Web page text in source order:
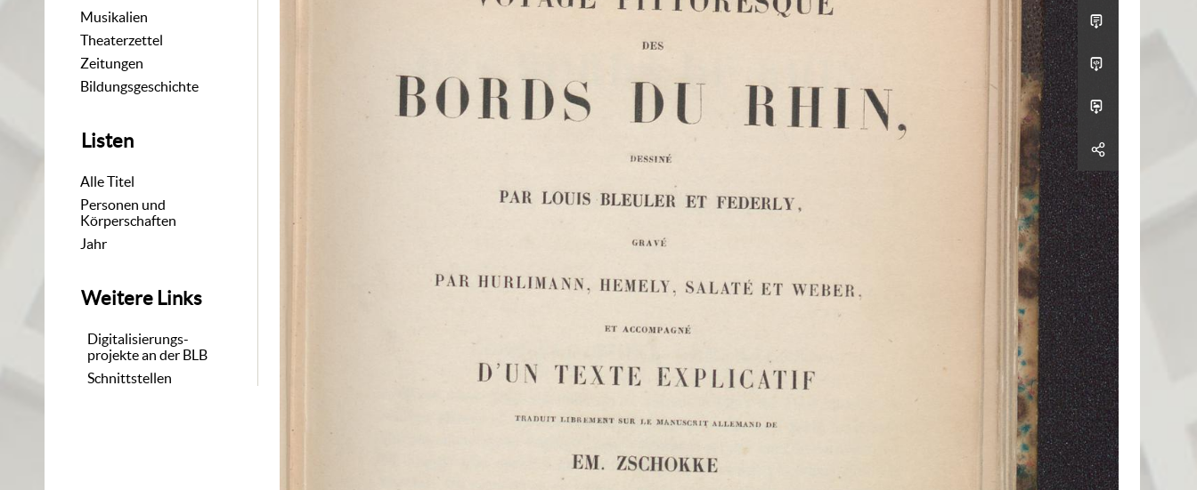
Musikalien
Theaterzettel
Zeitungen
Bildungsgeschichte
Listen
Alle Titel
Personen und
Körperschaften
Jahr
Weitere Links
Digitalisierungs-
projekte an der BLB
Schnittstellen